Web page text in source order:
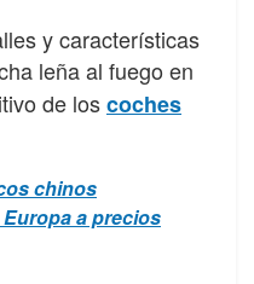
y características
leña al fuego en
de loscoches
chinos
a precios